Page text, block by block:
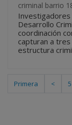
criminal barrio
Investigadores
Desarrollo
coordinación
capturan a
estructura
Primera < 5